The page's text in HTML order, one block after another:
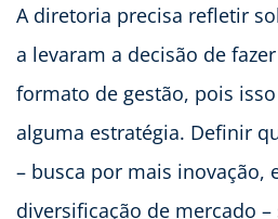
A diretoria precisa refletir
a levaram a decisão de
formato de gestão, pois
alguma estratégia. Definir
– busca por mais inovação,
diversificação de mercado